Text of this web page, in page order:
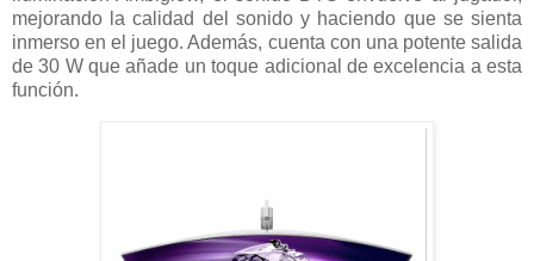
mejorando la calidad del sonido y haciendo que se sienta
inmerso en el juego. Además, cuenta con una potente salida
de 30 W que añade un toque adicional de excelencia a esta
función.